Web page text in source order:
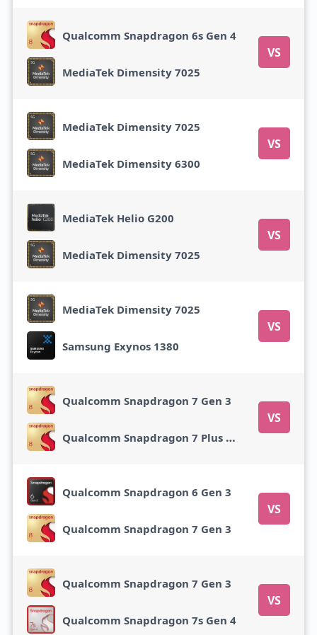
Qualcomm Snapdragon 6s Gen 4
VS
MediaTek Dimensity 7025
MediaTek Dimensity 7025
VS
MediaTek Dimensity 6300
MediaTek Helio G200
VS
MediaTek Dimensity 7025
MediaTek Dimensity 7025
VS
Samsung Exynos 1380
Qualcomm Snapdragon 7 Gen 3
VS
Qualcomm Snapdragon 7 Plus Gen 3
Qualcomm Snapdragon 6 Gen 3
VS
Qualcomm Snapdragon 7 Gen 3
Qualcomm Snapdragon 7 Gen 3
VS
Qualcomm Snapdragon 7s Gen 4